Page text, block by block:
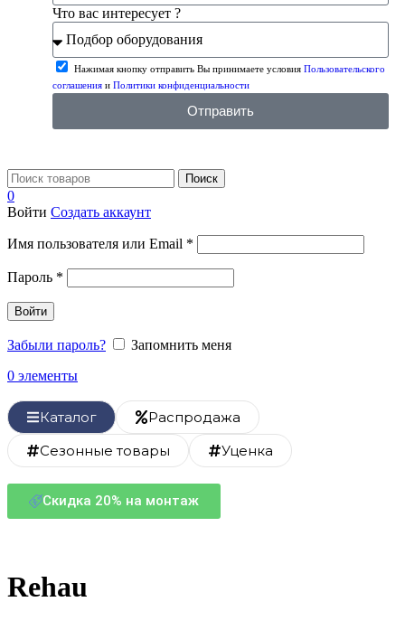
Что вас интересует ?
Нажимая кнопку отправить Вы принимаете условия Пользовательского
соглашения и Политики конфиденциальности
Отправить
Поиск
0
Войти Создать аккаунт
Имя пользователя или Email *
Пароль *
Войти
Забыли пароль?
Запомнить меня
0 элементы
Каталог
Распродажа
Сезонные товары
Уценка
Скидка 20% на монтаж
Rehau